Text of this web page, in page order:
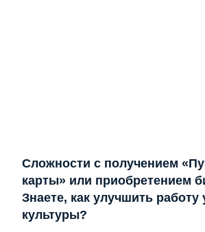
Сложности с получением
карты» или приобретением
Знаете, как улучшить работу
культуры?